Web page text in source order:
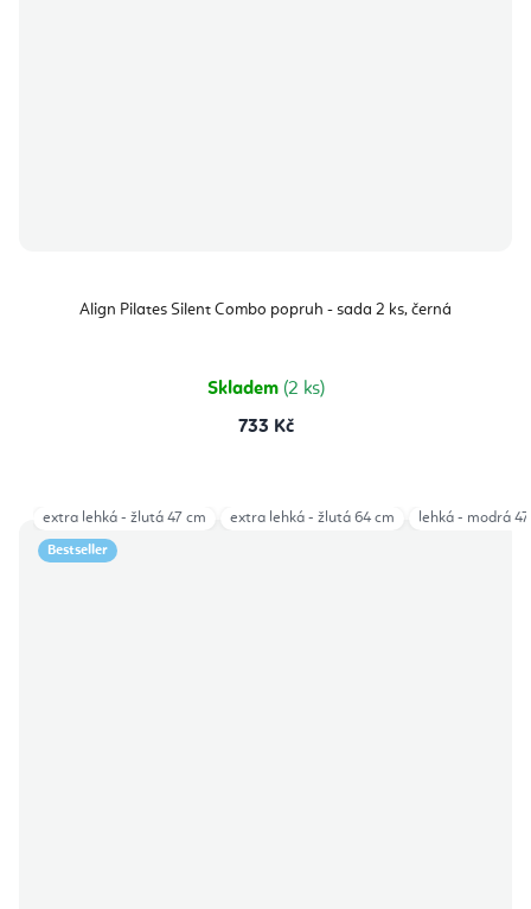
Align Pilates Silent Combo popruh - sada 2 ks, černá
Skladem (2 ks)
733 Kč
Bestseller
extra lehká - žlutá 47 cm extra lehká - žlutá 64 cm lehká - modrá